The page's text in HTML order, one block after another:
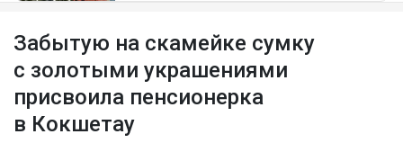
Забытую на скамейке сумку
с золотыми украшениями
присвоила пенсионерка
в Кокшетау